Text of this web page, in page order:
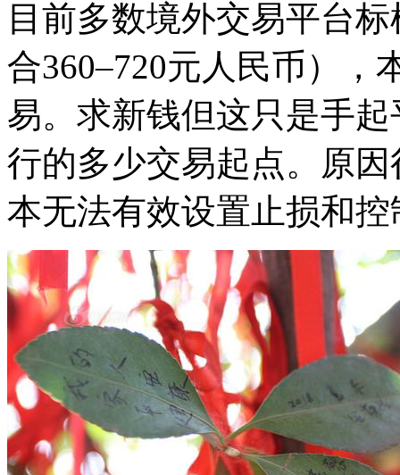
目前多数境外交易平台
合360–720元人民币），
易。求新钱但这只是手
行的多少交易起点。原
本无法有效设置止损和